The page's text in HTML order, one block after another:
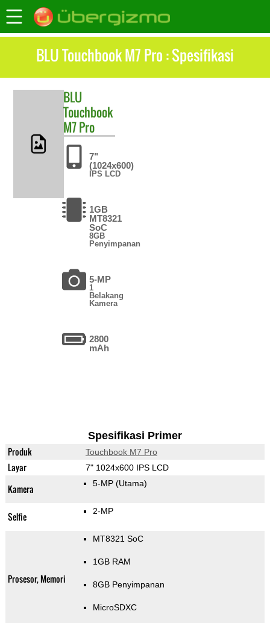
BLU Touchbook M7 Pro : Spesifikasi
BLU
Touchbook
M7 Pro
7"
(1024x600)
IPS LCD
1GB
MT8321
SoC
8GB
Penyimpanan
5-MP
1
Belakang
Kamera
2800
mAh
Spesifikasi Primer
Produk Touchbook M7 Pro
Layar 7" 1024x600 IPS LCD
Kamera 5-MP (Utama)
Selfie 2-MP
Prosesor, Memori
MT8321 SoC
1GB RAM
8GB Penyimpanan
MicroSDXC